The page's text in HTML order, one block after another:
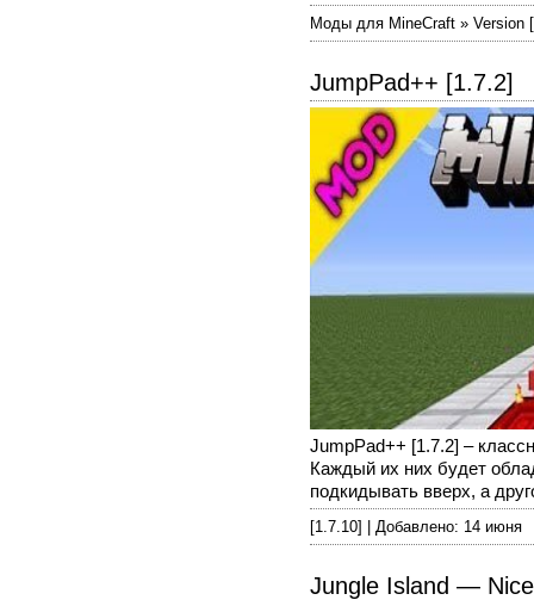
Моды для MineCraft » Version
JumpPad++ [1.7.2]
JumpPad++ [1.7.2] –
Каждый их них будет
подкидывать вверх, а
[1.7.10] | Добавлено: 14 июня
Jungle Island —